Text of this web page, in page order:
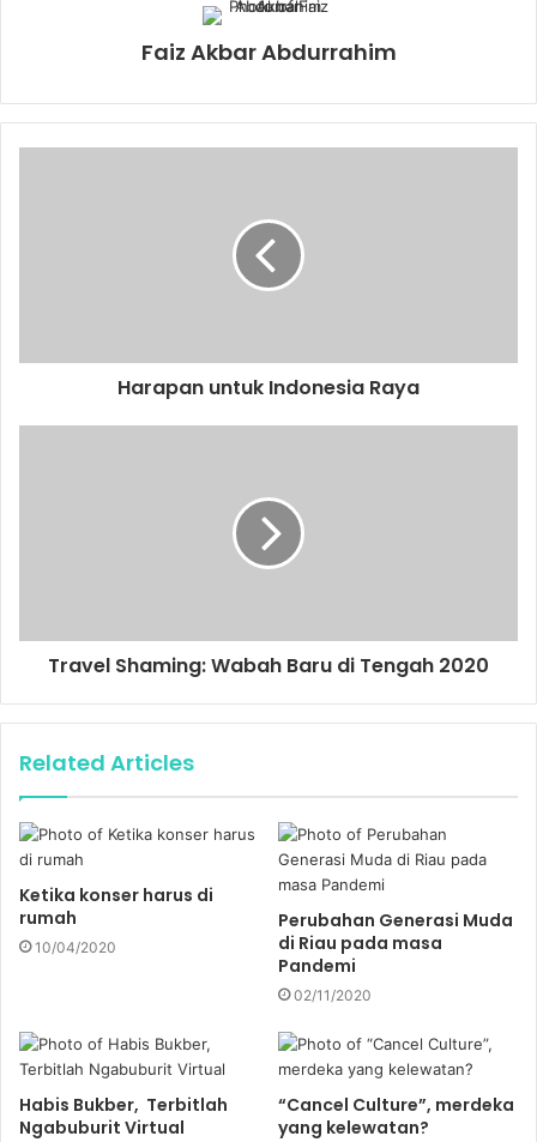
Faiz Akbar Abdurrahim
Harapan untuk Indonesia Raya
Travel Shaming: Wabah Baru di Tengah 2020
Related Articles
Ketika konser harus di
rumah
10/04/2020
Perubahan Generasi Muda
di Riau pada masa
Pandemi
02/11/2020
Habis Bukber, Terbitlah
Ngabuburit Virtual
“Cancel Culture”, merdeka
yang kelewatan?